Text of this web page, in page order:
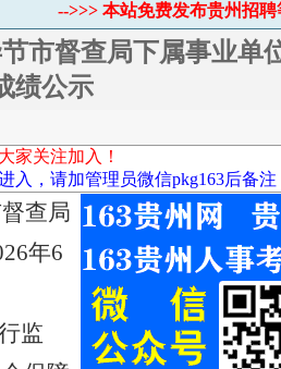
-->>> 本站免费发布贵州招聘
市督查局下属事业单
绩公示
家关注加入！
入，请加管理员微信pkg163后备
查局
6年6
监